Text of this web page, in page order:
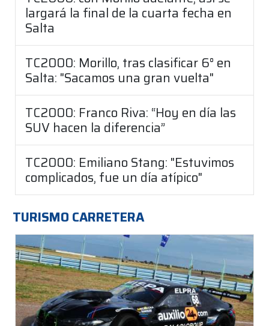
largará la final de la cuarta fecha en
Salta
TC2000: Morillo, tras clasificar 6° en
Salta: "Sacamos una gran vuelta"
TC2000: Franco Riva: “Hoy en día las
SUV hacen la diferencia”
TC2000: Emiliano Stang: "Estuvimos
complicados, fue un día atípico"
TURISMO CARRETERA